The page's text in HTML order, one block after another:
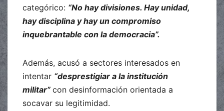
categórico: “No hay divisiones. Hay unidad,
hay disciplina y hay un compromiso
inquebrantable con la democracia”.
Además, acusó a sectores interesados ​​en
intentar “desprestigiar a la institución
militar” con desinformación orientada a
socavar su legitimidad.